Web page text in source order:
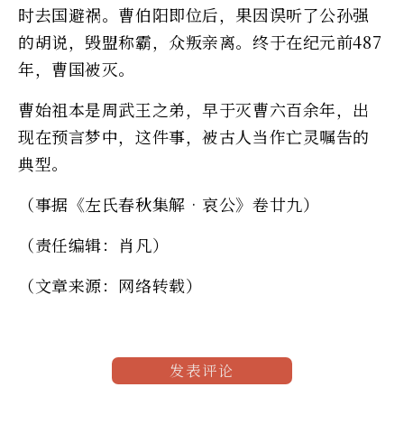
时去国避祸。曹伯阳即位后，果因误听了公孙强
的胡说，毁盟称霸，众叛亲离。终于在纪元前487
年，曹国被灭。
曹始祖本是周武王之弟，早于灭曹六百余年，出
现在预言梦中，这件事，被古人当作亡灵嘱告的
典型。
（事据《左氏春秋集解•哀公》卷廿九）
（责任编辑：肖凡）
（文章来源：网络转载）
发表评论